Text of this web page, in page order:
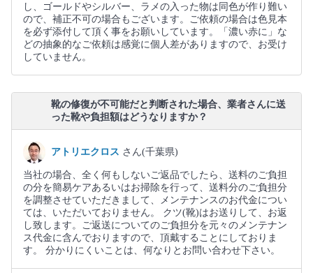
し、ゴールドやシルバー、ラメの入った物は同色が作り難い
ので、補正不可の場合もございます。ご依頼の場合は色見本
を必ず添付して頂く事をお願いしています。「濃い赤に」な
どの抽象的なご依頼は感覚に個人差がありますので、お受け
していません。
靴の修復が不可能だと判断された場合、業者さんに送
った靴や負担額はどうなりますか？
アトリエクロス さん(千葉県)
当社の場合、全く何もしないご返品でしたら、送料のご負担
の分を簡易ケアあるいはお掃除を行って、送料分のご負担分
を調整させていただきまして、メンテナンスのお代金につい
ては、いただいておりません。 クツ(靴)はお送りして、お返
し致します。ご返送についてのご負担分を元々のメンテナン
ス代金に含んでおりますので、頂戴することにしておりま
す。 分かりにくいことは、何なりとお問い合わせ下さい。